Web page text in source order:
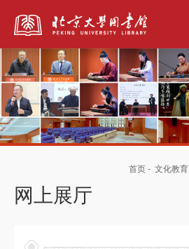
全部资源
首页 - 文化教育
网上展厅